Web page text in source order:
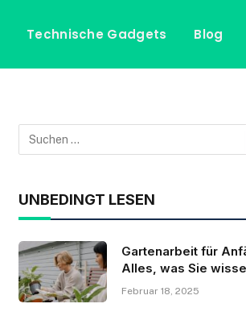
Technische Gadgets Blog
UNBEDINGT LESEN
Gartenarbeit für
Alles, was Sie
Februar 18, 2025